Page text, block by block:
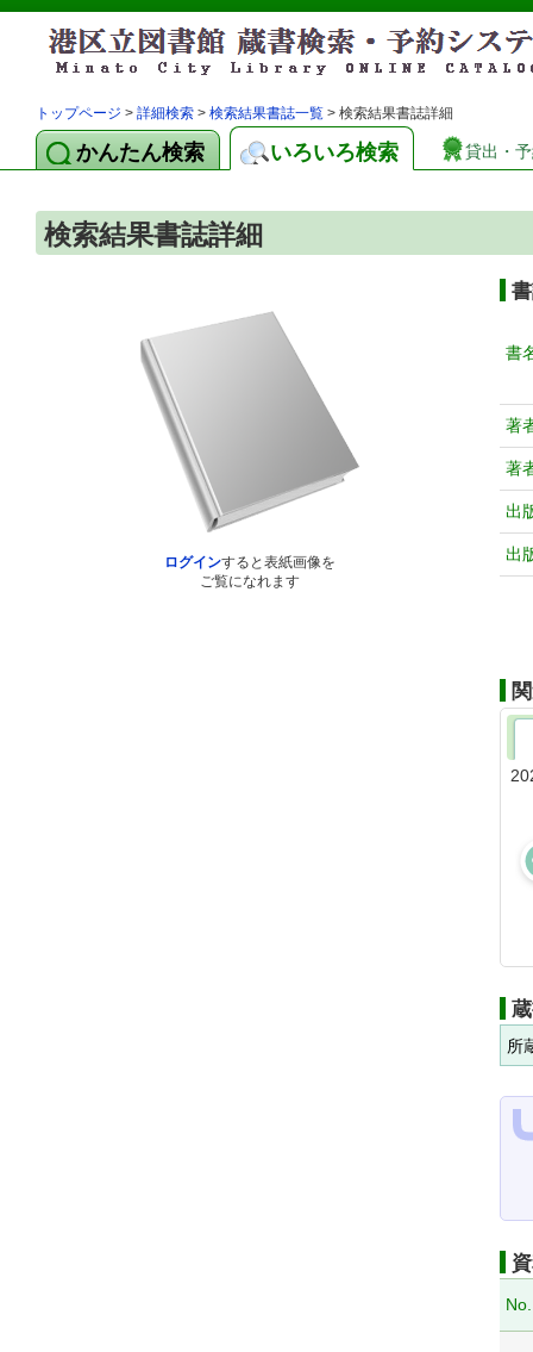
トップページ > 詳細検索 > 検索結果書誌一覧 > 検索結果書誌詳細
かんたん検索 いろいろ検索 貸出・
検索結果書誌詳細
ログインすると表紙画像を
ご覧になれます
書
著
著
出
出
所
No.